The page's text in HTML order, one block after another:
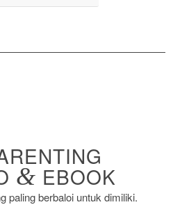
& EBOOK
paling berbaloi untuk dimiliki.